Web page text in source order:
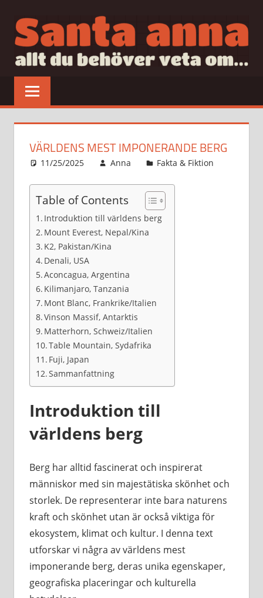
innehåll
allt
veta
VÄRLDENS MEST IMPONERANDE BERG
11/25/2025 Anna Fakta & Fiktion
Table of Contents
Introduktion till världens berg
Mount Everest, Nepal/Kina
K2, Pakistan/Kina
Denali, USA
Aconcagua, Argentina
Kilimanjaro, Tanzania
Mont Blanc, Frankrike/Italien
Vinson Massif, Antarktis
Matterhorn, Schweiz/Italien
Table Mountain, Sydafrika
Fuji, Japan
Sammanfattning
Introduktion till
världens berg
Berg har alltid fascinerat och inspirerat
människor med sin majestätiska skönhet och
storlek. De representerar inte bara naturens
kraft och skönhet utan är också viktiga för
ekosystem, klimat och kultur. I denna text
utforskar vi några av världens mest
imponerande berg, deras unika egenskaper,
geografiska placeringar och kulturella